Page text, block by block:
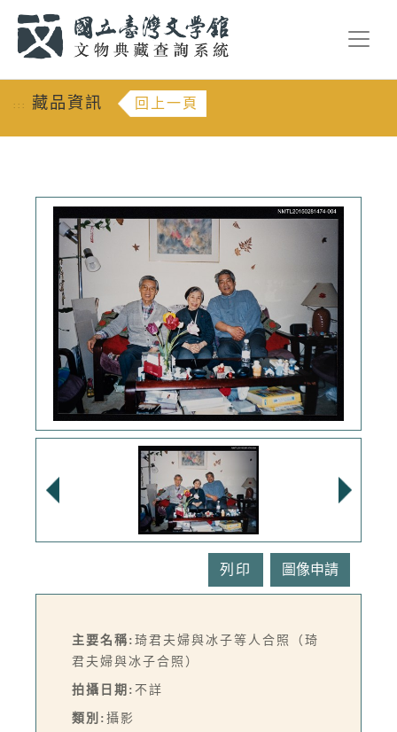
::: 藏品資訊 回上一頁
列印
主要名稱: 琦君夫婦與冰子等人合照（琦
君夫婦與冰子合照）
拍攝日期: 不詳
類別: 攝影